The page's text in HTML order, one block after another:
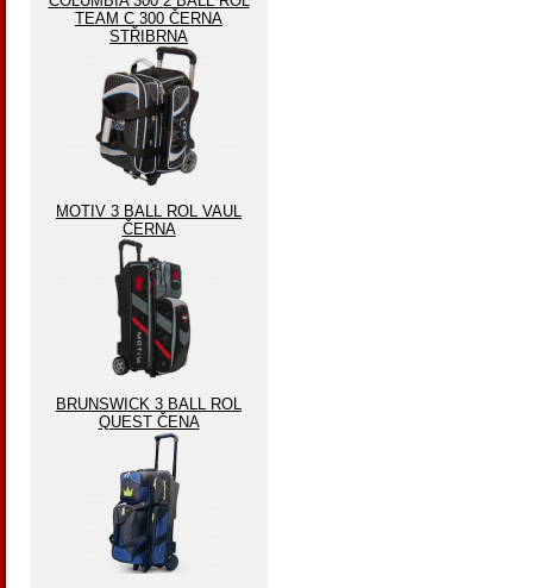
TEAM C 300 ČERNA
STŘIBRNA
MOTIV 3 BALL ROL VAUL
ČERNA
BRUNSWICK 3 BALL ROL
QUEST ČENA